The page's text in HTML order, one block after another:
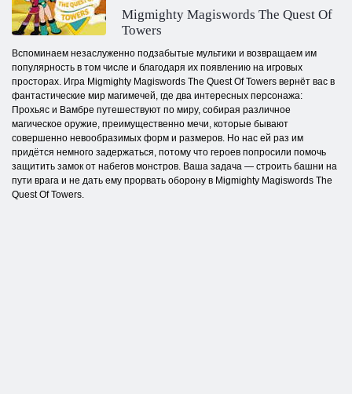
Migmighty Magiswords The Quest Of
Towers
Вспоминаем незаслуженно подзабытые мультики и возвращаем им
популярность в том числе и благодаря их появлению на игровых
просторах. Игра Migmighty Magiswords The Quest Of Towers вернёт вас в
фантастические мир магимечей, где два интересных персонажа:
Прохьяс и Вамбре путешествуют по миру, собирая различное
магическое оружие, преимущественно мечи, которые бывают
совершенно невообразимых форм и размеров. Но нас ей раз им
придётся немного задержаться, потому что героев попросили помочь
защитить замок от набегов монстров. Ваша задача — строить башни на
пути врага и не дать ему прорвать оборону в Migmighty Magiswords The
Quest Of Towers.